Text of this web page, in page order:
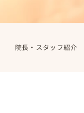
院長・スタッフ紹介